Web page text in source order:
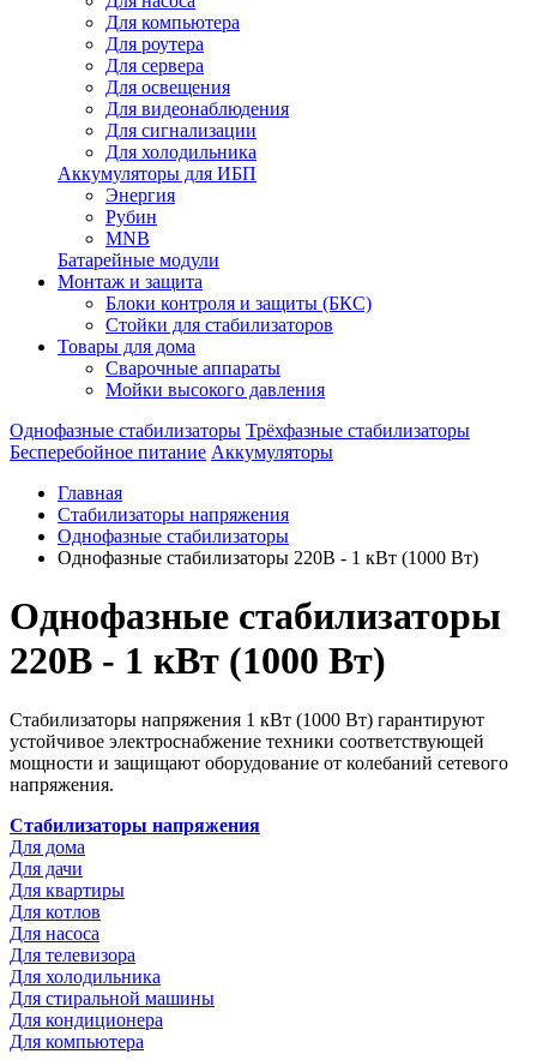
Для компьютера
Для роутера
Для сервера
Для освещения
Для видеонаблюдения
Для сигнализации
Для холодильника
Аккумуляторы для ИБП
Энергия
Рубин
MNB
Батарейные модули
Монтаж и защита
Блоки контроля и защиты (БКС)
Стойки для стабилизаторов
Товары для дома
Сварочные аппараты
Мойки высокого давления
Однофазные стабилизаторы Трёхфазные стабилизаторы
Бесперебойное питание Аккумуляторы
Главная
Стабилизаторы напряжения
Однофазные стабилизаторы
Однофазные стабилизаторы 220В - 1 кВт (1000 Вт)
Однофазные стабилизаторы
220В - 1 кВт (1000 Вт)
Стабилизаторы напряжения 1 кВт (1000 Вт) гарантируют
устойчивое электроснабжение техники соответствующей
мощности и защищают оборудование от колебаний сетевого
напряжения.
Стабилизаторы напряжения
Для дома
Для дачи
Для квартиры
Для котлов
Для насоса
Для телевизора
Для холодильника
Для стиральной машины
Для кондиционера
Для компьютера